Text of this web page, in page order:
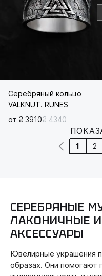
Серебряный кольцо
VALKNUT. RUNES
от ₴ 3910₴ 4340
1 2
СЕРЕБРЯНЫЕ
ЛАКОНИЧНЫЕ
АКСЕССУАРЫ
Ювелирные украшения
образах. Они помогают